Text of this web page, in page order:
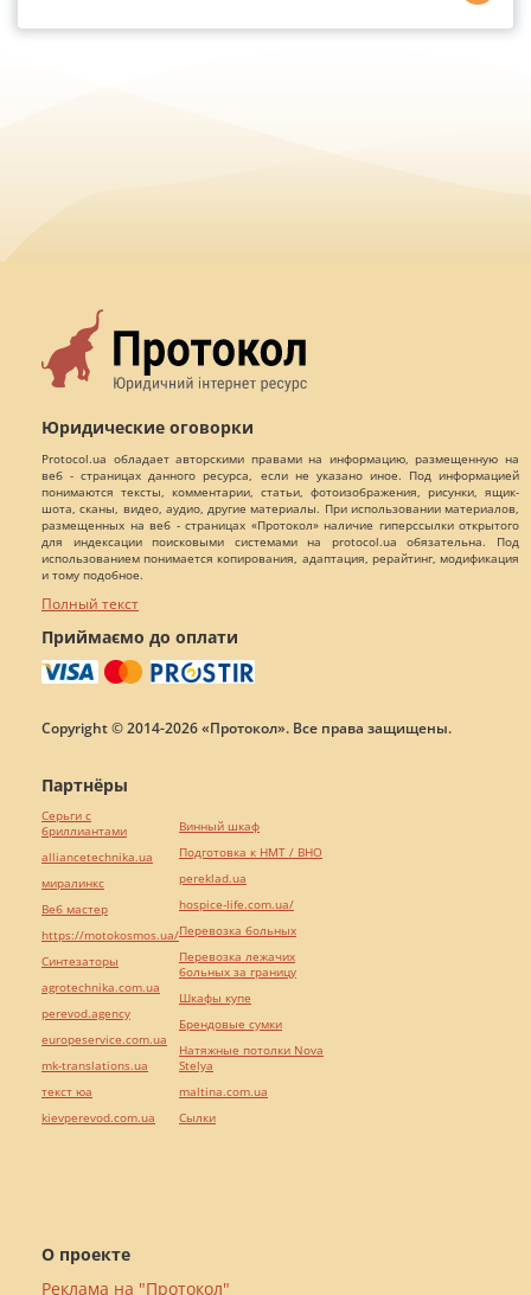
Юридические оговорки
Protocol.ua обладает авторскими правами на информацию, размещенную на
веб - страницах данного ресурса, если не указано иное. Под информацией
понимаются тексты, комментарии, статьи, фотоизображения, рисунки, ящик-
шота, сканы, видео, аудио, другие материалы. При использовании материалов,
размещенных на веб - страницах «Протокол» наличие гиперссылки открытого
для индексации поисковыми системами на protocol.ua обязательна. Под
использованием понимается копирования, адаптация, рерайтинг, модификация
и тому подобное.
Полный текст
Приймаємо до оплати
Copyright © 2014-2026 «Протокол». Все права защищены.
О проекте
Реклама на "Протокол"
Партнёры
Серьги с
бриллиантами
alliancetechnika.ua
миралинкс
Веб мастер
https://motokosmos.ua/
Синтезаторы
agrotechnika.com.ua
perevod.agency
europeservice.com.ua
mk-translations.ua
текст юа
kievperevod.com.ua
Винный шкаф
Подготовка к НМТ / ВНО
pereklad.ua
hospice-life.com.ua/
Перевозка больных
Перевозка лежачих
больных за границу
Шкафы купе
Брендовые сумки
Натяжные потолки Nova
Stelya
maltina.com.ua
Cылки